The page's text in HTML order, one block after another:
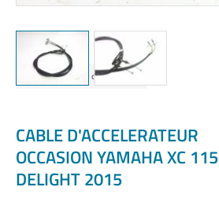
the
beginning
of
the
images
CABLE D'ACCELERATEUR
OCCASION YAMAHA XC 115
DELIGHT 2015